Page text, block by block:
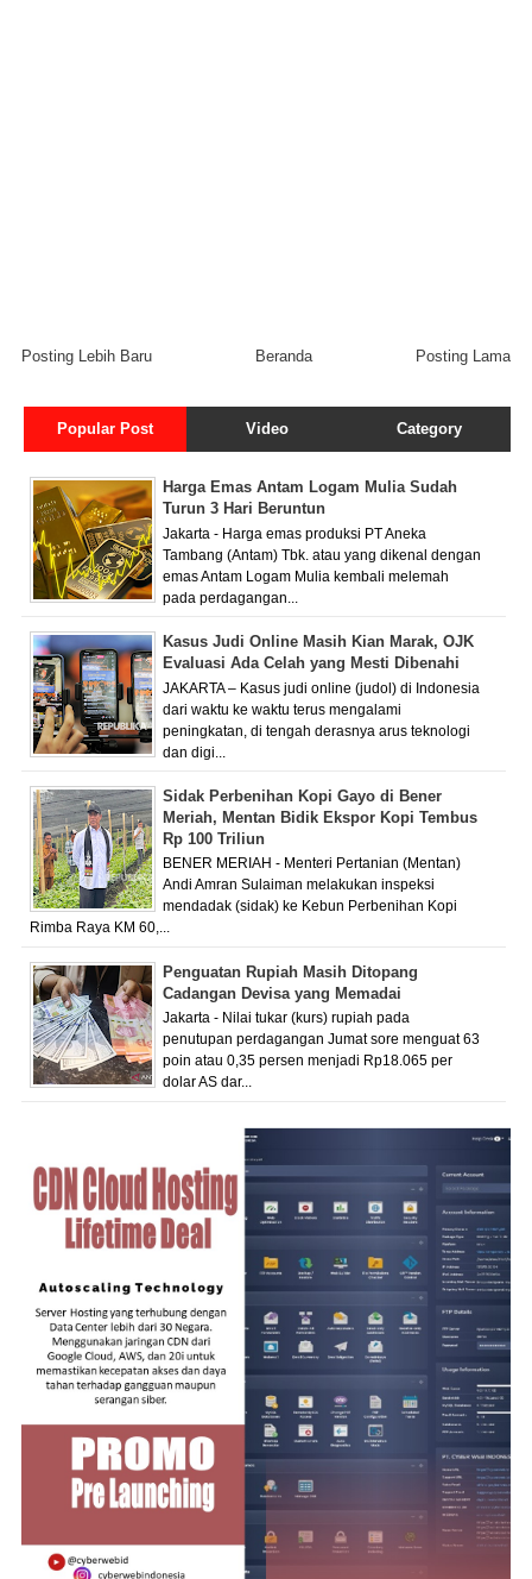
Posting Lebih Baru Posting Lama
Beranda
Popular Post Video Category
Harga Emas Antam Logam Mulia Sudah
Turun 3 Hari Beruntun
Jakarta - Harga emas produksi PT Aneka
Tambang (Antam) Tbk. atau yang dikenal dengan
emas Antam Logam Mulia kembali melemah
pada perdagangan...
Kasus Judi Online Masih Kian Marak, OJK
Evaluasi Ada Celah yang Mesti Dibenahi
JAKARTA – Kasus judi online (judol) di Indonesia
dari waktu ke waktu terus mengalami
peningkatan, di tengah derasnya arus teknologi
dan digi...
Sidak Perbenihan Kopi Gayo di Bener
Meriah, Mentan Bidik Ekspor Kopi Tembus
Rp 100 Triliun
BENER MERIAH - Menteri Pertanian (Mentan)
Andi Amran Sulaiman melakukan inspeksi
mendadak (sidak) ke Kebun Perbenihan Kopi
Rimba Raya KM 60,...
Penguatan Rupiah Masih Ditopang
Cadangan Devisa yang Memadai
Jakarta - Nilai tukar (kurs) rupiah pada
penutupan perdagangan Jumat sore menguat 63
poin atau 0,35 persen menjadi Rp18.065 per
dolar AS dar...